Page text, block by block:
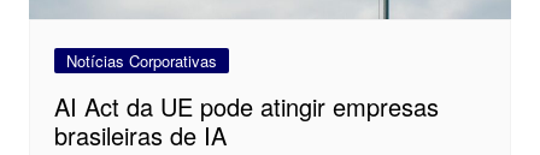
Notícias Corporativas
AI Act da UE pode atingir empresas
brasileiras de IA